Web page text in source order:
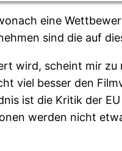
eine
sind die auf
wird, scheint mir
viel besser den
ist die Kritik der
werden nicht